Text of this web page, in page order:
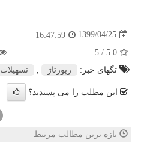
1399/04/25
16:47:59
5.0
/ 5
تگهای خبر:
رپورتاژ , تسهیلات
این مطلب را می پسندید؟
تازه ترین مطالب مرتبط